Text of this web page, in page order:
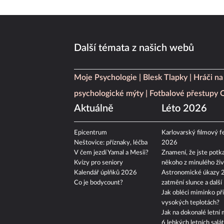
Další témata z našich webů
Moje Psychologie Blesk Tlapky Hráči
psychologické mýty
Fotbalové přestupy
Aktuálně
Epicentrum
Neštovice: příznaky, léčba
V čem jezdí Yamal a Mesii?
Kvízy pro seniory
Kalendář úplňků 2026
Co je bodycount?
Léto 2026
Karlovarský filmový
2026
Znamení, že jste
někoho z minulého
Astronomické úkazy
zatmění slunce a další
Jak obléci miminko při
vysokých teplotách?
Jak na dokonalé letní